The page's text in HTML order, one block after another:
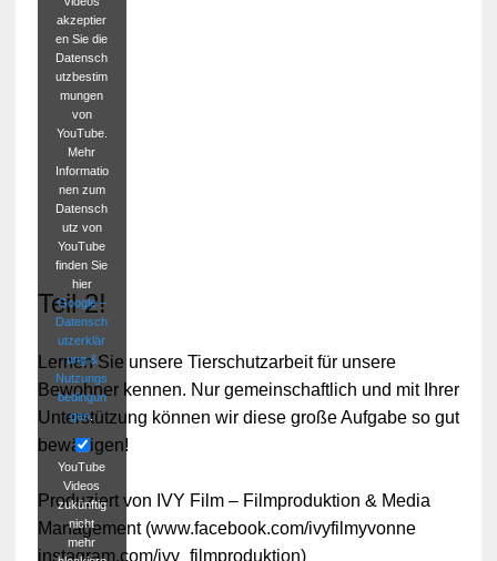
akzeptier
en Sie die
Datensch
utzbestim
mungen
von
YouTube.
Mehr
Informatio
nen zum
Datensch
utz von
YouTube
finden Sie
hier
Google –
Datensch
utzerklär
ung &
Nutzungs
bedingun
gen.
YouTube
Videos
zukünftig
nicht
mehr
Teil 2!
Lernen Sie unsere Tierschutzarbeit für unsere
Bewohner kennen. Nur gemeinschaftlich und mit Ihrer
Unterstützung können wir diese große Aufgabe so gut
bewältigen!
Produziert von IVY Film – Filmproduktion & Media
Management (www.facebook.com/ivyfilmyvonne
instagram.com/ivy_filmproduktion)